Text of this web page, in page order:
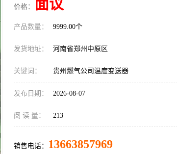
价格： 面议
产品数量： 9999.00个
发货地址： 河南省郑州中原区
关键词： 贵州燃气公司温度变送器
发布日期： 2026-08-07
阅 读 量： 213
销售电话： 13663857969